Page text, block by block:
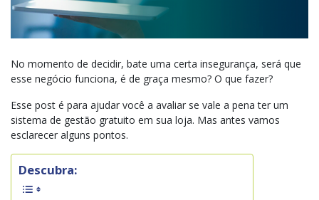
No momento de decidir, bate uma certa insegurança, será que
esse negócio funciona, é de graça mesmo? O que fazer?
Esse post é para ajudar você a avaliar se vale a pena ter um
sistema de gestão gratuito em sua loja. Mas antes vamos
esclarecer alguns pontos.
Descubra: